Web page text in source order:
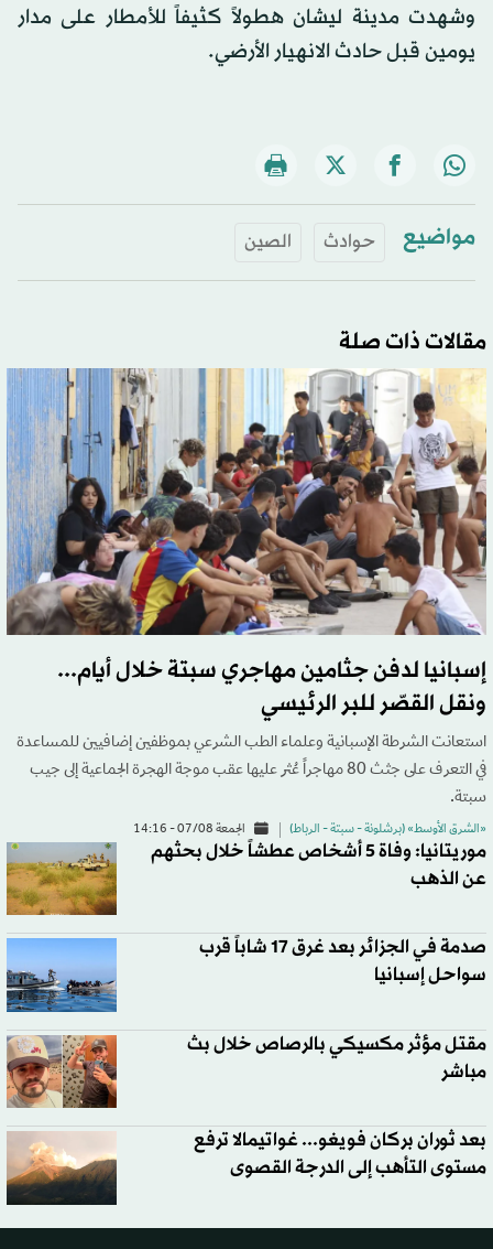
وشهدت مدينة ليشان هطولاً كثيفاً للأمطار على مدار
يومين قبل حادث الانهيار الأرضي.
مواضيع حوادث الصين
مقالات ذات صلة
إسبانيا لدفن جثامين مهاجري سبتة خلال أيام...
ونقل القصّر للبر الرئيسي
استعانت الشرطة الإسبانية وعلماء الطب الشرعي بموظفين إضافيين للمساعدة
في التعرف على جثث 80 مهاجراً عُثر عليها عقب موجة الهجرة الجماعية إلى جيب
سبتة.
«الشرق الأوسط» (برشلونة - سبتة - الرباط) الجمعة 07/08 - 14:16
موريتانيا: وفاة 5 أشخاص عطشاً خلال بحثهم
عن الذهب
صدمة في الجزائر بعد غرق 17 شاباً قرب
سواحل إسبانيا
مقتل مؤثر مكسيكي بالرصاص خلال بث
مباشر
بعد ثوران بركان فويغو... غواتيمالا ترفع
مستوى التأهب إلى الدرجة القصوى